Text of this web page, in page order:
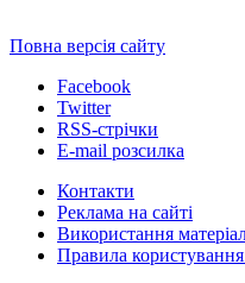
Повна версія сайту
Facebook
Twitter
RSS-стрічки
E-mail розсилка
Контакти
Реклама на сайті
Використання
Правила